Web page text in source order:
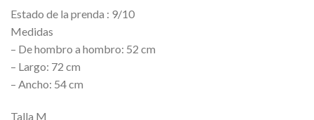
Estado de la prenda : 9/10
Medidas
– De hombro a hombro: 52 cm
– Largo: 72 cm
– Ancho: 54 cm
Talla M